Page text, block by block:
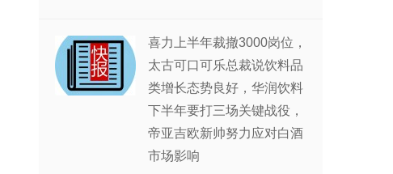
喜力上半年裁撤3000岗位，
太古可口可乐总裁说饮料品
类增长态势良好，华润饮料
下半年要打三场关键战役，
帝亚吉欧新帅努力应对白酒
市场影响